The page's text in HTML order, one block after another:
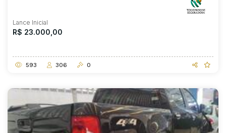
Lance Inicial
R$ 23.000,00
593 306 0